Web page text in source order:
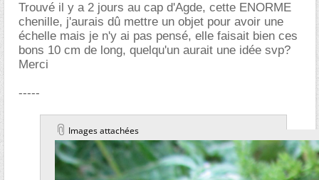
Trouvé il y a 2 jours au cap d'Agde, cette ENORME
chenille, j'aurais dû mettre un objet pour avoir une
échelle mais je n'y ai pas pensé, elle faisait bien ces
bons 10 cm de long, quelqu'un aurait une idée svp?
Merci
-----
Images attachées